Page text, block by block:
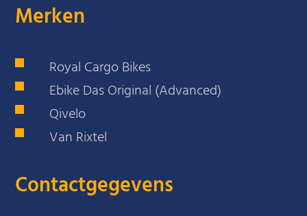
Merken
Royal Cargo Bikes
Ebike Das Original (Advanced)
Qivelo
Van Rixtel
Contactgegevens